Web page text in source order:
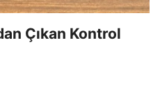
Çıkan Kontrol